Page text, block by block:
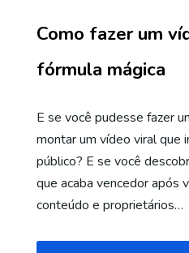
Como fazer um
fórmula mágica
E se você pudesse fazer
montar um vídeo viral que
público? E se você
que acaba vencedor após
conteúdo e proprietários…